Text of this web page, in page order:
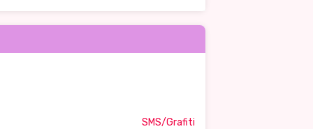
SMS/Grafiti